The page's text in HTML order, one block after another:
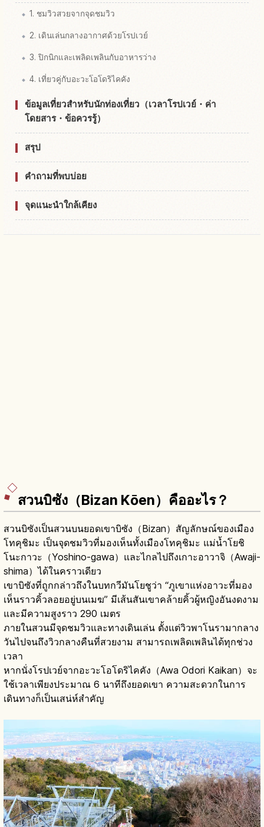
1. ชมวิวสวยจากจุดชมวิว
2. เดินเล่นกลางอากาศด้วยโรปเวย์
3. ปิกนิกและเพลิดเพลินกับอาหารว่าง
4. เที่ยวคู่กับอะวะโอโดริไคคัง
ข้อมูลเที่ยวสำหรับนักท่องเที่ยว（เวลาโรปเวย์・ค่า
โดยสาร・ข้อควรรู้）
สรุป
คำถามที่พบบ่อย
จุดแนะนำใกล้เคียง
สวนบิซัง（Bizan Kōen）คืออะไร？
สวนบิซังเป็นสวนบนยอดเขาบิซัง（Bizan）สัญลักษณ์ของเมือง
โทคุชิมะ เป็นจุดชมวิวที่มองเห็นทั้งเมืองโทคุชิมะ แม่น้ำโยชิ
โนะกาวะ（Yoshino-gawa）และไกลไปถึงเกาะอาวาจิ（Awaji-
shima）ได้ในคราวเดียว
เขาบิซังที่ถูกกล่าวถึงในบทกวีมันโยชูว่า “ภูเขาแห่งอาวะที่มอง
เห็นราวคิ้วลอยอยู่บนเมฆ” มีเส้นสันเขาคล้ายคิ้วผู้หญิงอันงดงาม
และมีความสูงราว 290 เมตร
ภายในสวนมีจุดชมวิวและทางเดินเล่น ตั้งแต่วิวพาโนรามากลาง
วันไปจนถึงวิวกลางคืนที่สวยงาม สามารถเพลิดเพลินได้ทุกช่วง
เวลา
หากนั่งโรปเวย์จากอะวะโอโดริไคคัง（Awa Odori Kaikan）จะ
ใช้เวลาเพียงประมาณ 6 นาทีถึงยอดเขา ความสะดวกในการ
เดินทางก็เป็นเสน่ห์สำคัญ